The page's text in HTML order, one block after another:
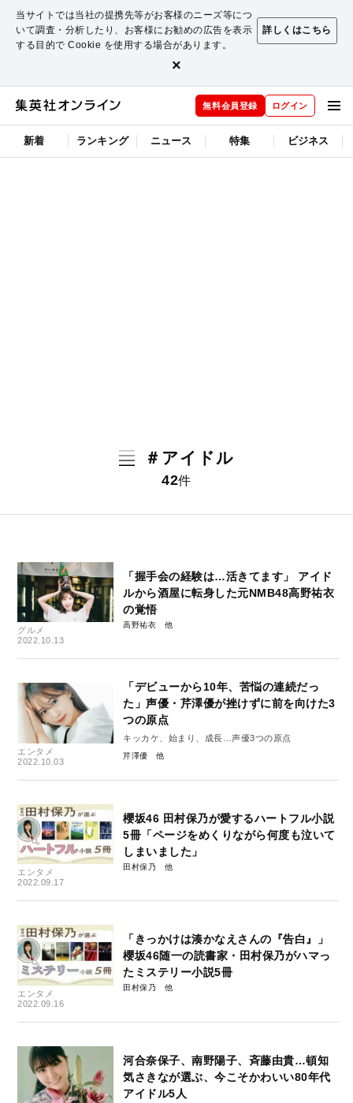
当サイトでは当社の提携先等がお客様のニーズ等につ
いて調査・分析したり、お客様にお勧めの広告を表示
する目的で Cookie を使用する場合があります。
詳しくはこちら
×
無料会員登録 ログイン
新着 ランキング ニュース 特集 ビジネス
＃アイドル
42件
グルメ
2022.10.13
「握手会の経験は…活きてます」 アイド
ルから酒屋に転身した元NMB48高野祐衣
の覚悟
高野祐衣
エンタメ
2022.10.03
「デビューから10年、苦悩の連続だっ
た」声優・芹澤優が挫けずに前を向けた3
つの原点
キッカケ、始まり、成長…声優3つの原点
芹澤優
エンタメ
2022.09.17
櫻坂46 田村保乃が愛するハートフル小説
5冊「ページをめくりながら何度も泣いて
しまいました」
田村保乃
エンタメ
2022.09.16
「きっかけは湊かなえさんの『告白』」
櫻坂46随一の読書家・田村保乃がハマっ
たミステリー小説5冊
田村保乃
河合奈保子、南野陽子、斉藤由貴…頓知
気さきなが選ぶ、今こそかわいい80年代
アイドル5人